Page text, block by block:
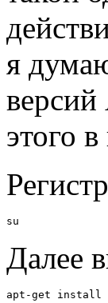
я
версий
этого
su
Далее
apt-get install